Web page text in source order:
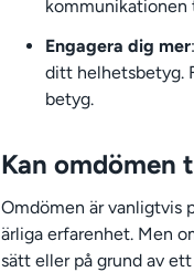
kommunikationen
Engagera dig mer
ditt helhetsbetyg.
betyg.
Kan omdömen
Omdömen är vanligtvis
ärliga erfarenhet. Men
sätt eller på grund av